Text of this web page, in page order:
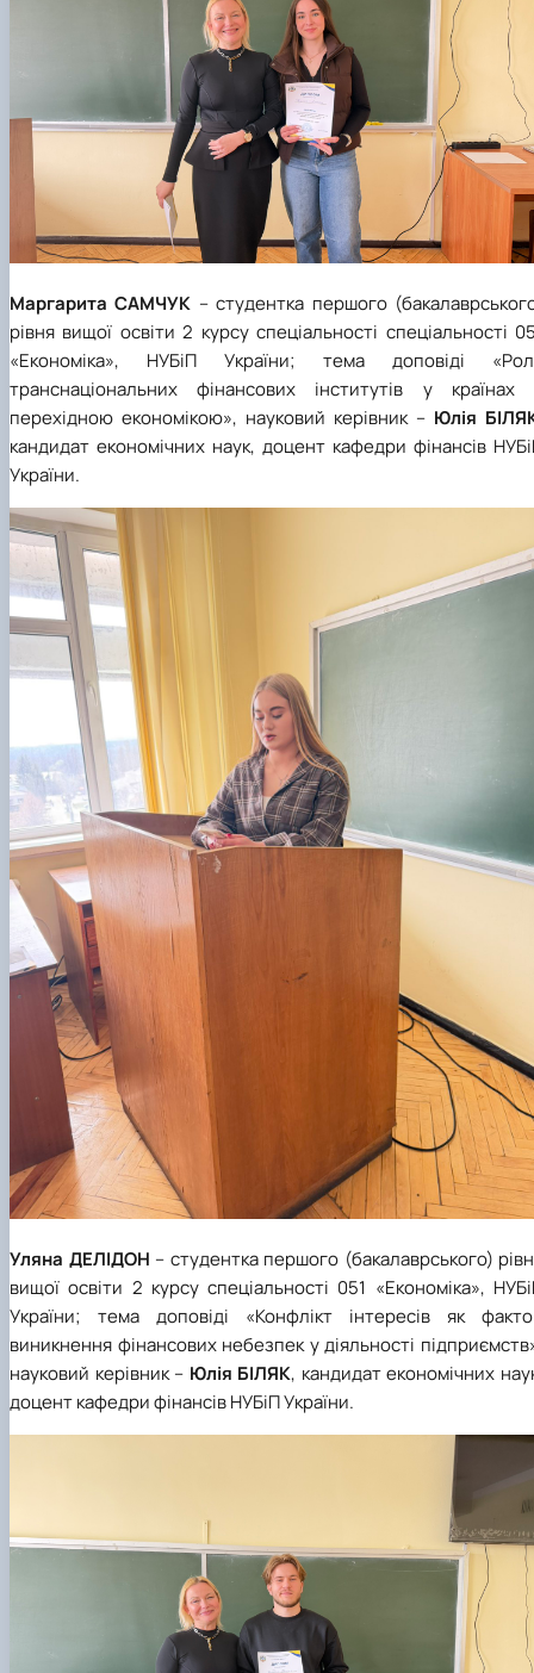
Маргарита САМЧУК – студентка першого
рівня вищої освіти 2 курсу спеціальності спеціальності
«Економіка», НУБіП України; тема доповіді
транснаціональних фінансових інститутів у країнах
перехідною економікою», науковий керівник – Юлія
кандидат економічних наук, доцент кафедри фінансів
України.
Уляна ДЕЛІДОН – студентка першого (бакалаврського)
вищої освіти 2 курсу спеціальності 051 «Економіка»,
України; тема доповіді «Конфлікт інтересів як
виникнення фінансових небезпек у діяльності
науковий керівник – Юлія БІЛЯК, кандидат економічних
доцент кафедри фінансів НУБіП України.